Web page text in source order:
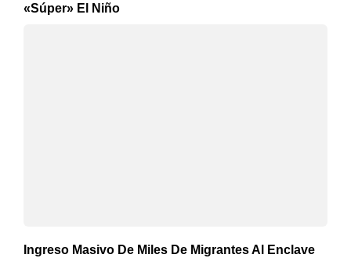
«Súper» El Niño
Ingreso Masivo De Miles De Migrantes Al Enclave